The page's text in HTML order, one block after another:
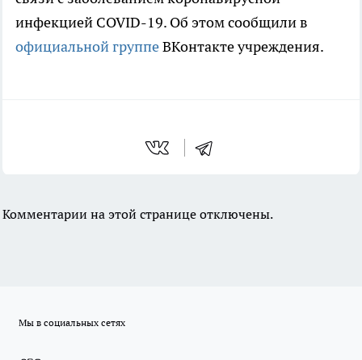
инфекцией COVID-19. Об этом сообщили в
официальной группеВКонтакте учреждения.
Комментарии на этой странице отключены.
Мы в социальных сетях